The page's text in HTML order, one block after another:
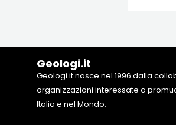
Geologi.it
Geologi.it nasce nel 1996 dalla
organizzazioni interessate a
Italia e nel Mondo.